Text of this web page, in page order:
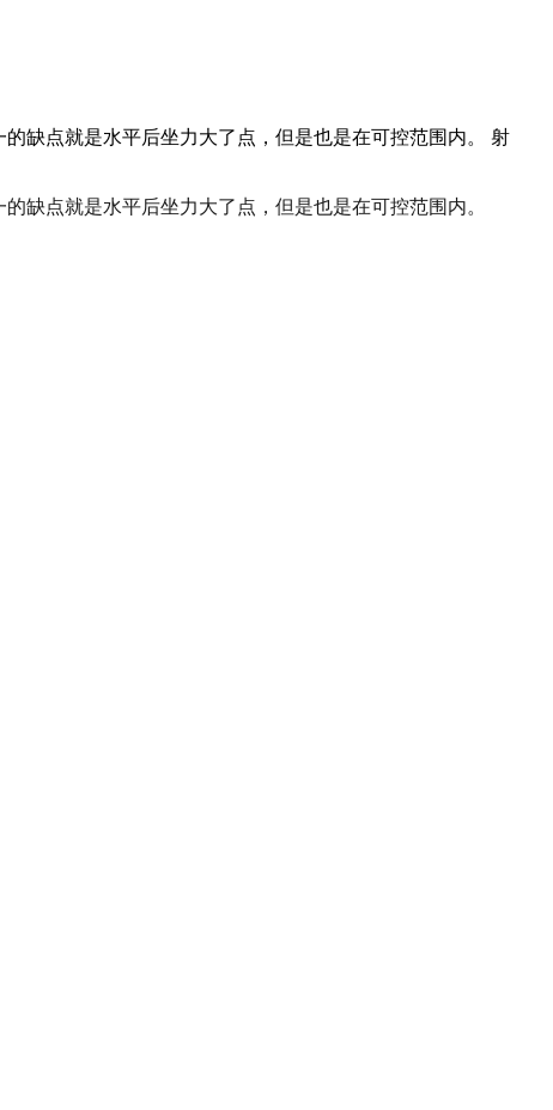
缺点就是水平后坐力大了点，但是也是在可控范围内。 射
缺点就是水平后坐力大了点，但是也是在可控范围内。